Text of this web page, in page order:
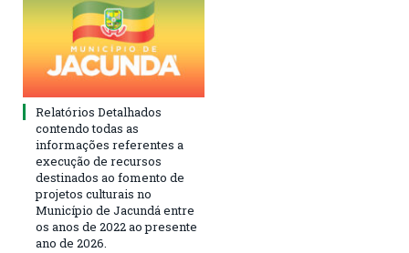
Relatórios Detalhados
contendo todas as
informações referentes a
execução de recursos
destinados ao fomento de
projetos culturais no
Município de Jacundá entre
os anos de 2022 ao presente
ano de 2026.